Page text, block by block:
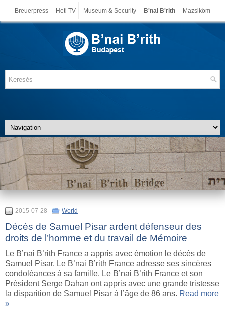
Breuerpress Heti TV Museum & Security B'nai B'rith Mazsiköm
2015-07-28 World
Décès de Samuel Pisar ardent défenseur des
droits de l’homme et du travail de Mémoire
Le B’nai B’rith France a appris avec émotion le décès de
Samuel Pisar. Le B’nai B’rith France adresse ses sincères
condoléances à sa famille. Le B’nai B’rith France et son
Président Serge Dahan ont appris avec une grande tristesse
la disparition de Samuel Pisar à l’âge de 86 ans. Read more
»